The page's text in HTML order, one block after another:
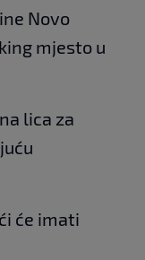
Novo
mjesto u
lica za
će imati